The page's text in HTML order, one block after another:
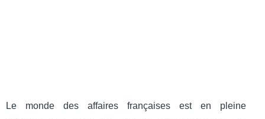
Le monde des affaires françaises est en pleine